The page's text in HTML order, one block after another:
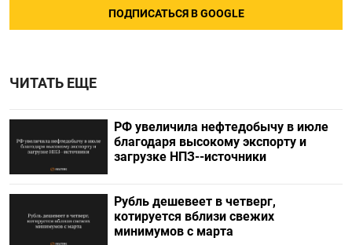
ПОДПИСАТЬСЯ В GOOGLE
ЧИТАТЬ ЕЩЕ
РФ увеличила нефтедобычу в июле
благодаря высокому экспорту и
загрузке НПЗ--источники
Рубль дешевеет в четверг,
котируется вблизи свежих
минимумов с марта